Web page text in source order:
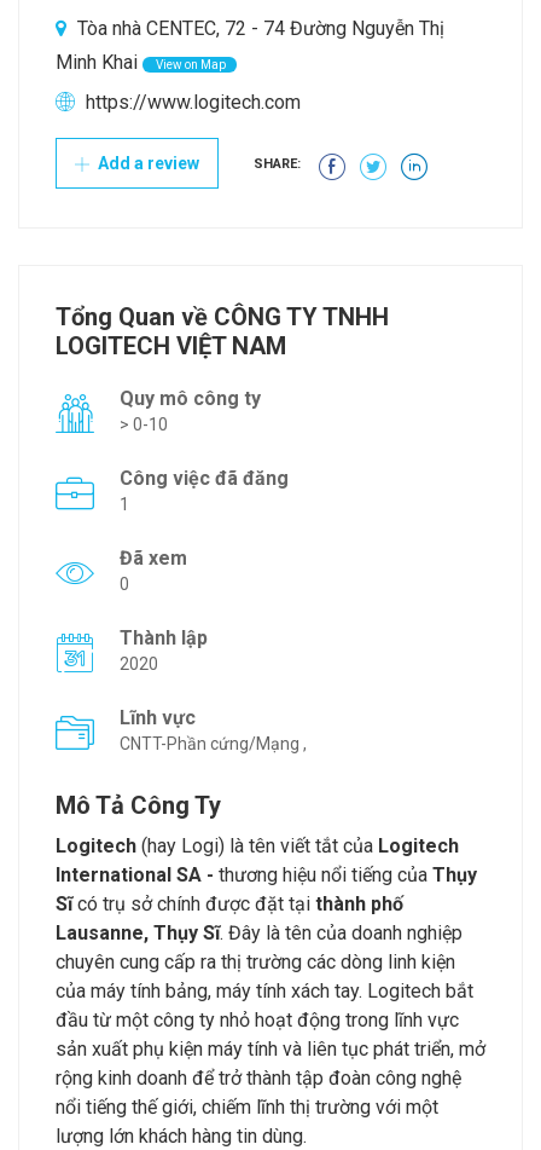
Tòa nhà CENTEC, 72 - 74 Đường Nguyễn Thị
Minh Khai
View on Map
https://www.logitech.com
Add a review SHARE:
Tổng Quan về CÔNG TY TNHH
LOGITECH VIỆT NAM
Quy mô công ty
> 0-10
Công việc đã đăng
1
Đã xem
0
Thành lập
2020
Lĩnh vực
CNTT-Phần cứng/Mạng ,
Mô Tả Công Ty
Logitech (hay Logi) là tên viết tắt của Logitech
International SA - thương hiệu nổi tiếng của Thụy
Sĩcó trụ sở chính được đặt tại thành phố
Lausanne, Thụy Sĩ. Đây là tên của doanh nghiệp
chuyên cung cấp ra thị trường các dòng linh kiện
của máy tính bảng, máy tính xách tay. Logitech bắt
đầu từ một công ty nhỏ hoạt động trong lĩnh vực
sản xuất phụ kiện máy tính và liên tục phát triển, mở
rộng kinh doanh để trở thành tập đoàn công nghệ
nổi tiếng thế giới, chiếm lĩnh thị trường với một
lượng lớn khách hàng tin dùng.